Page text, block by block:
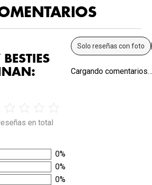
en total
0%
0%
0%
Solo reseñas con foto
Cargando